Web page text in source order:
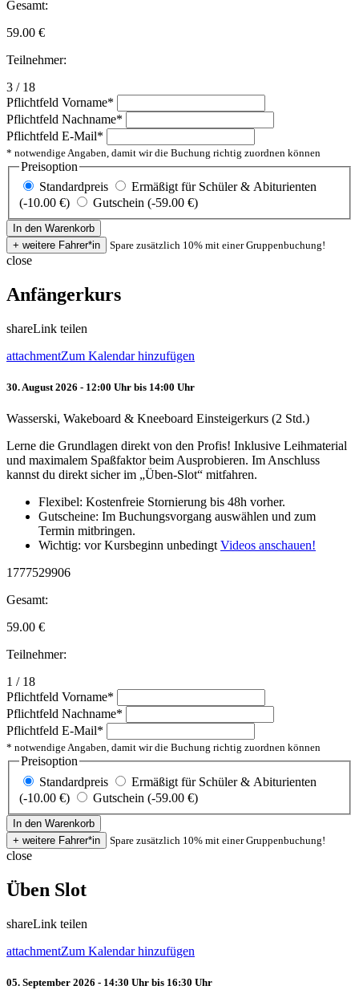
Gesamt:
59.00 €
Teilnehmer:
3 / 18
Pflichtfeld Vorname*
Pflichtfeld Nachname*
Pflichtfeld E-Mail*
* notwendige Angaben, damit wir die Buchung richtig zuordnen können
Preisoption
Standardpreis
Ermäßigt für Schüler & Abiturienten
(-10.00 €)
Gutschein (-59.00 €)
Spare zusätzlich 10% mit einer Gruppenbuchung!
close
Anfängerkurs
shareLink teilen
attachmentZum Kalendar hinzufügen
30. August 2026 - 12:00 Uhr bis 14:00 Uhr
Wasserski, Wakeboard & Kneeboard Einsteigerkurs (2 Std.)
Lerne die Grundlagen direkt von den Profis! Inklusive Leihmaterial
und maximalem Spaßfaktor beim Ausprobieren. Im Anschluss
kannst du direkt sicher im „Üben-Slot“ mitfahren.
Flexibel: Kostenfreie Stornierung bis 48h vorher.
Gutscheine: Im Buchungsvorgang auswählen und zum
Termin mitbringen.
Wichtig: vor Kursbeginn unbedingtVideos anschauen!
1777529906
Gesamt:
59.00 €
Teilnehmer:
1 / 18
Pflichtfeld Vorname*
Pflichtfeld Nachname*
Pflichtfeld E-Mail*
* notwendige Angaben, damit wir die Buchung richtig zuordnen können
Preisoption
Standardpreis
Ermäßigt für Schüler & Abiturienten
(-10.00 €)
Gutschein (-59.00 €)
Spare zusätzlich 10% mit einer Gruppenbuchung!
close
Üben Slot
shareLink teilen
attachmentZum Kalendar hinzufügen
05. September 2026 - 14:30 Uhr bis 16:30 Uhr